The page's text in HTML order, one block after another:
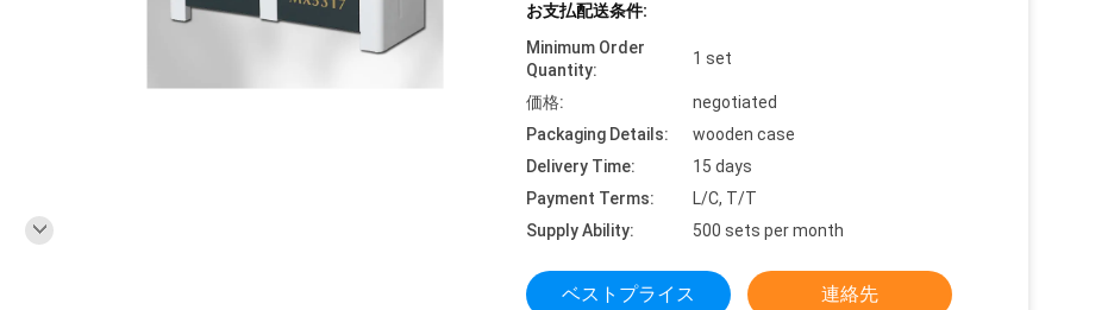
お支払配送条件:
Minimum Order
Quantity:
1 set
価格:
negotiated
Packaging Details:
wooden case
Delivery Time:
15 days
Payment Terms:
L/C, T/T
Supply Ability:
500 sets per month
ベストプライス 連絡先